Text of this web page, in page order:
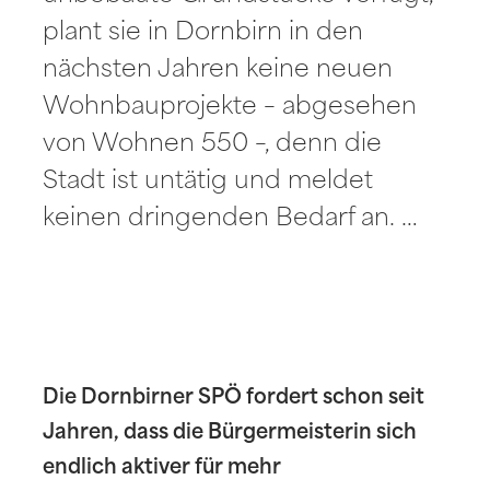
plant sie in Dornbirn in den
nächsten Jahren keine neuen
Wohnbauprojekte – abgesehen
von Wohnen 550 –, denn die
Stadt ist untätig und meldet
keinen dringenden Bedarf an. …
Die Dornbirner SPÖ fordert schon seit
Jahren, dass die Bürgermeisterin sich
endlich aktiver für mehr